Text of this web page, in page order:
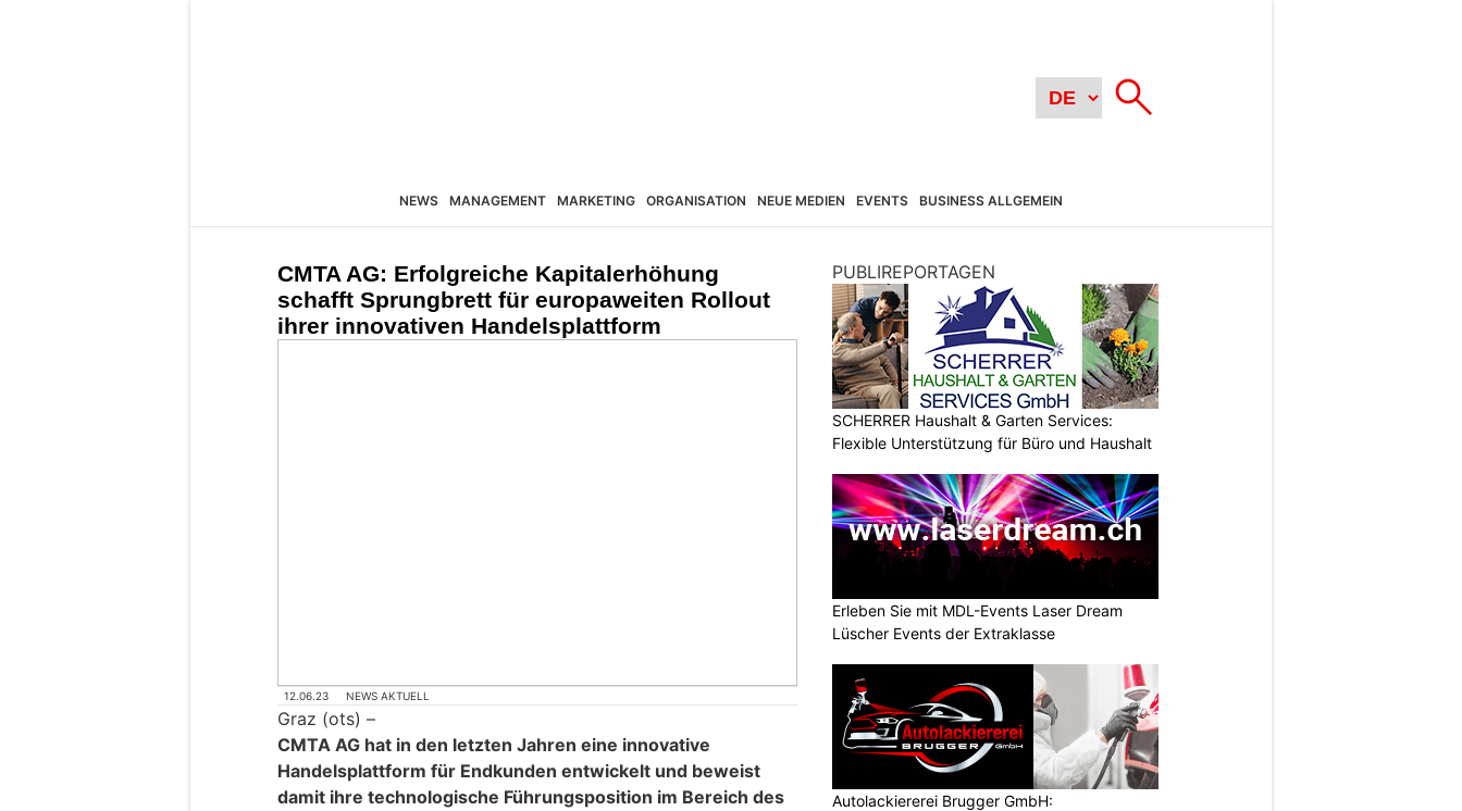
NEWS MANAGEMENT MARKETING ORGANISATION NEUE MEDIEN EVENTS BUSINESS ALLGEMEIN
CMTA AG: Erfolgreiche Kapitalerhöhung
schafft Sprungbrett für europaweiten Rollout
ihrer innovativen Handelsplattform
12.06.23 NEWS AKTUELL
Graz (ots) –
CMTA AG hat in den letzten Jahren eine innovative
Handelsplattform für Endkunden entwickelt und beweist
damit ihre technologische Führungsposition im Bereich des
PUBLIREPORTAGEN
SCHERRER Haushalt & Garten Services:
Flexible Unterstützung für Büro und Haushalt
Erleben Sie mit MDL-Events Laser Dream
Lüscher Events der Extraklasse
Autolackiererei Brugger GmbH: